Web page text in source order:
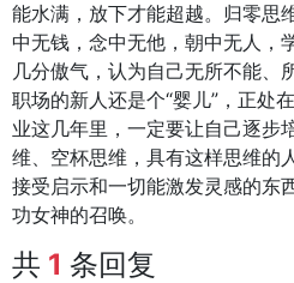
能水满，放下才能超越。归零思
中无钱，念中无他，朝中无人，
几分傲气，认为自己无所不能、
职场的新人还是个“婴儿”，正处
业这几年里，一定要让自己逐步
维、空杯思维，具有这样思维的
接受启示和一切能激发灵感的东
功女神的召唤。
共 1 条回复